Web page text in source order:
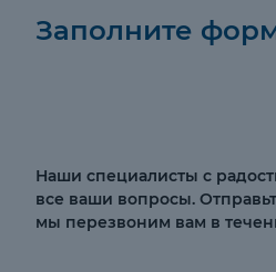
Заполните
Наши специалисты с
все ваши вопросы.
мы перезвоним вам в